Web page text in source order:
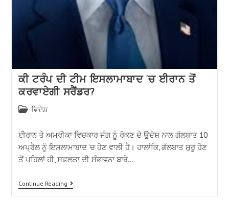
ਕੀ ਟਰੰਪ ਦੀ ਟੀਮ ਇਸਲਾਮਾਬਾਦ ‘ਚ ਈਰਾਨ ਤੋਂ
ਕਰਵਾਏਗੀ ਸਰੈਂਡਰ?
ਵਿਦੇਸ਼
ਈਰਾਨ ਤੇ ਅਮਰੀਕਾ ਵਿਚਕਾਰ ਜੰਗ ਨੂੰ ਰੋਕਣ ਦੇ ਉਦੇਸ਼ ਨਾਲ ਗੱਲਬਾਤ 10
ਅਪ੍ਰੈਲ ਨੂੰ ਇਸਲਾਮਾਬਾਦ ‘ਚ ਹੋਣ ਵਾਲੀ ਹੈ। ਹਾਲਾਂਕਿ, ਗੱਲਬਾਤ ਸ਼ੁਰੂ ਹੋਣ
ਤੋਂ ਪਹਿਲਾਂ ਹੀ, ਸਫਲਤਾ ਦੀ ਸੰਭਾਵਨਾ ਬਾਰੇ…
Continue Reading